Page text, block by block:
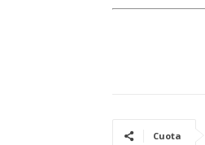
Cuota